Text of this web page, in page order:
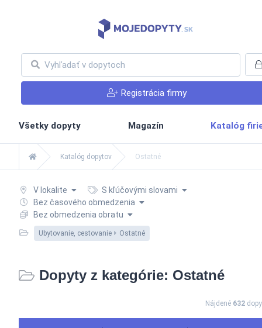
Registrácia firmy
Všetky dopyty Magazín Katalóg
Katalóg dopytov Ostatné
V lokalite
S kľúčovými slovami
Bez časového obmedzenia
Bez obmedzenia obratu
Ubytovanie, cestovanie Ostatné
Dopyty z kategórie: Ostatné
Nájdené 632